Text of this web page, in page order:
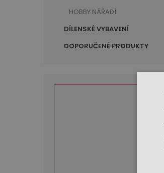
HOBBY NÁŘADÍ
DÍLENSKÉ VYBAVENÍ
DOPORUČENÉ PRODUKTY